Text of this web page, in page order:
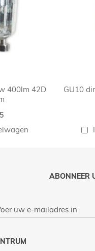
400lm 42D
GU10
ABONNEER